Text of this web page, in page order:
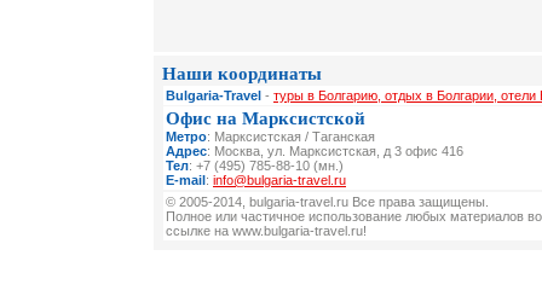
Наши координаты
Bulgaria-Travel - туры в Болгарию, отдых в Болгарии, отели
Офис на Марксистской
Метро: Марксистская / Таганская
Адрес: Москва, ул. Марксистская, д 3 офис 416
Тел: +7 (495) 785-88-10 (мн.)
E-mail: info@bulgaria-travel.ru
© 2005-2014, bulgaria-travel.ru Все права защищены.
Полное или частичное использование любых материалов
ссылке на www.bulgaria-travel.ru!